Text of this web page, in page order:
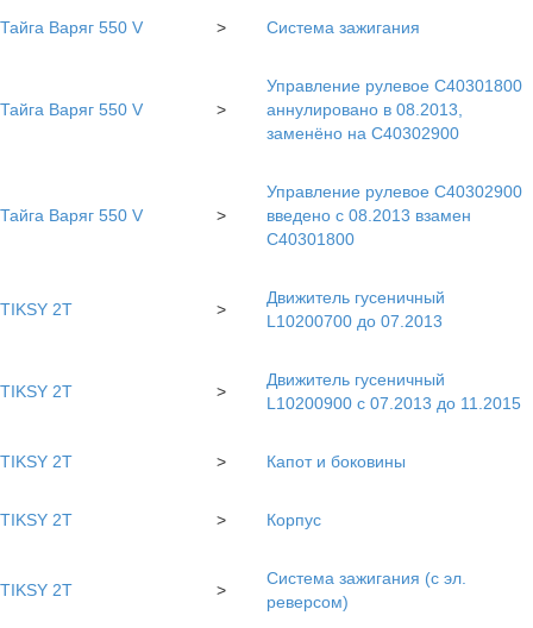
Тайга Варяг 550 V > Система зажигания
Тайга Варяг 550 V >
Управление рулевое С40301800
аннулировано в 08.2013,
заменёно на С40302900
Тайга Варяг 550 V >
Управление рулевое С40302900
введено с 08.2013 взамен
С40301800
TIKSY 2T >
Движитель гусеничный
L10200700 до 07.2013
TIKSY 2T >
Движитель гусеничный
L10200900 с 07.2013 до 11.2015
TIKSY 2T > Капот и боковины
TIKSY 2T > Корпус
TIKSY 2T >
Система зажигания (с эл.
реверсом)